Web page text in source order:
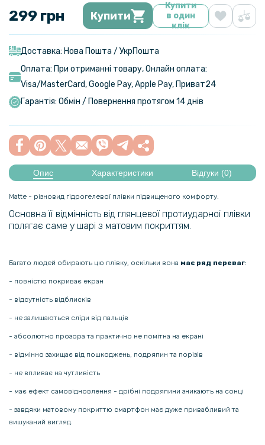
299 грн Купити
Купити
в один
клік
Доставка: Нова Пошта / УкрПошта
Оплата: При отриманні товару, Онлайн оплата:
Visa/MasterСard, Google Pay, Apple Pay, Приват24
Гарантія: Обмін / Повернення протягом 14 днів
Опис Характеристики Відгуки (0)
Matte - різновид гідрогелевої плівки підвищеного комфорту.
Основна її відмінність від глянцевої протиударної плівки
полягає саме у шарі з матовим покриттям.
Багато людей обирають цю плівку, оскільки вона має ряд переваг:
- повністю покриває екран
- відсутність відблисків
- не залишаються сліди від пальців
- абсолютно прозора та практично не помітна на екрані
- відмінно захищає від пошкоджень, подряпин та порізів
- не впливає на чутливість
- має ефект самовідновлення - дрібні подряпини зникають на сонці
- завдяки матовому покриттю смартфон має дуже привабливий та
вишуканий вигляд.